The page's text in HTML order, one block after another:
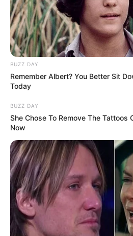
BUZZ DAY
Remember Albert? You Better Sit
Today
BUZZ DAY
She Chose To Remove The Tattoos
Now